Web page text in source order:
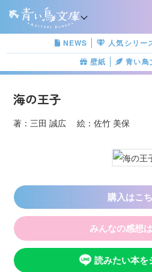
NEWS 人気シリー
壁紙
青い鳥
海の王子
著：三田 誠広 絵：佐竹 美保
購入はこ
みんなの感想
読みたい本を